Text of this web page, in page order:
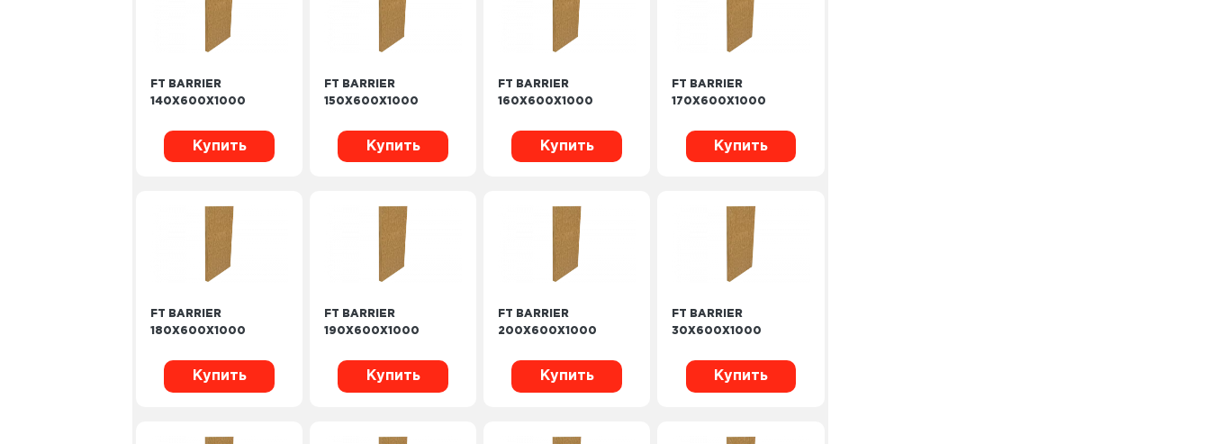
FT BARRIER
140X600X1000
Купить
FT BARRIER
150X600X1000
Купить
FT BARRIER
160X600X1000
Купить
FT BARRIER
170X600X1000
Купить
FT BARRIER
180X600X1000
Купить
FT BARRIER
190X600X1000
Купить
FT BARRIER
200X600X1000
Купить
FT BARRIER
30X600X1000
Купить